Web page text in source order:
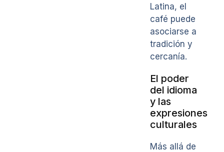
Latina, el
café puede
asociarse a
tradición y
cercanía.
El poder
del idioma
y las
expresiones
culturales
Más allá de